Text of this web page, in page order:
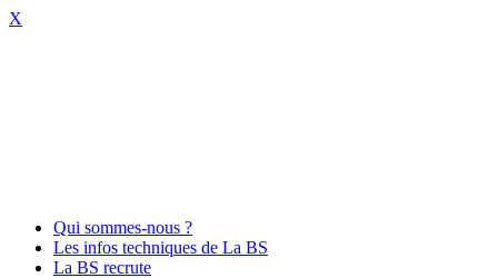
X
Qui sommes-nous ?
Les infos techniques de La BS
La BS recrute